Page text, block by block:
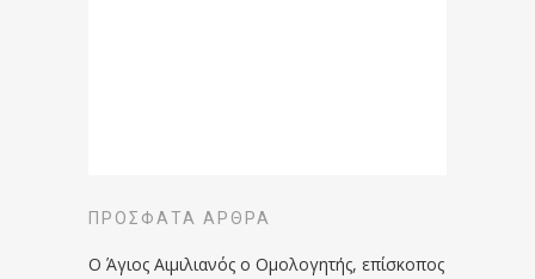
ΠΡΌΣΦΑΤΑ ΆΡΘΡΑ
Ο Άγιος Αιμιλιανός ο Ομολογητής, επίσκοπος